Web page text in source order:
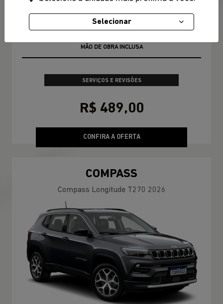
3X R$163,00 SEM JUROS
SERVIÇOS E REVISÕES
R$ 489,00
CONFIRA A OFERTA
COMPASS
Compass Longitude T270 2026
Selecionar